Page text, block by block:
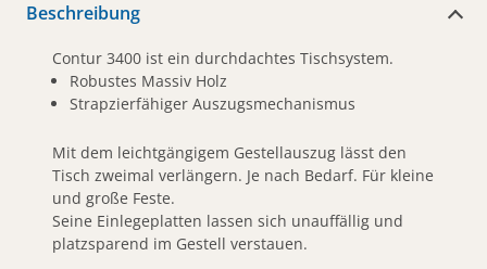
Beschreibung
Contur 3400 ist ein durchdachtes Tischsystem.
Robustes Massiv Holz
Strapzierfähiger Auszugsmechanismus
Mit dem leichtgängigem Gestellauszug lässt den
Tisch zweimal verlängern. Je nach Bedarf. Für kleine
und große Feste.
Seine Einlegeplatten lassen sich unauffällig und
platzsparend im Gestell verstauen.